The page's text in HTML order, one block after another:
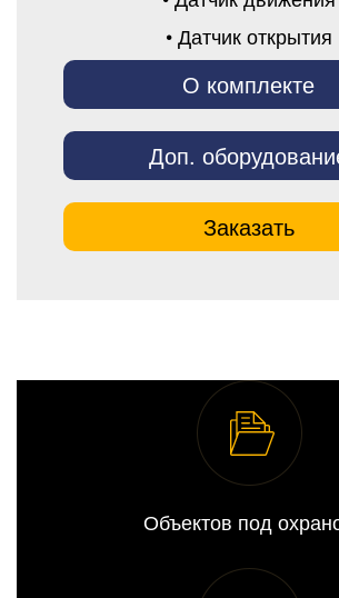
• Датчик открытия
О комплекте
Доп.
Заказать
Объектов под